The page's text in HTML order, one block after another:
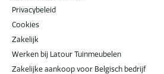
Privacybeleid
Cookies
Zakelijk
Werken bij Latour Tuinmeubelen
Zakelijke aankoop voor Belgisch bedrijf